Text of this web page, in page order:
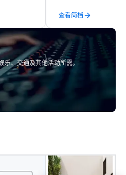
beyond
the
•
a
for all
to be a
fun! We
In
good
查看简档
、交通及其他活动所需。